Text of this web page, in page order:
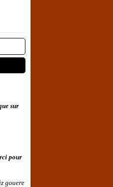
sur
pour
gouere